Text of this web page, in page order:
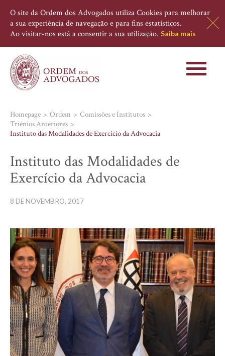
O site da Ordem dos Advogados utiliza Cookies para melhorar
a sua experiência de navegação e para fins estatísticos.
Ao visitar-nos está a consentir a sua utilização. Saiba mais
Toggle
Homepage Ordem
Comissões e Institutos
Triénios Anteriores
Instituto das Modalidades de Exercício da Advocacia
Instituto das Modalidades de
Exercício da Advocacia
8 DE NOVEMBRO, 2017